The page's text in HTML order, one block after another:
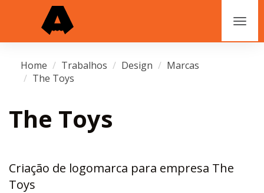
Home Trabalhos Design
Marcas
The Toys
The Toys
Criação de logomarca para empresa The
Toys